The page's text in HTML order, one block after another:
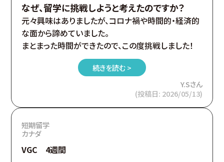
なぜ、留学に挑戦しようと考えたのですか？
元々興味はありましたが、コロナ禍や時間的・経済的
な面から諦めていました。
まとまった時間ができたので、この度挑戦しました！
続きを読む >
Y.Sさん
(投稿日: 2026/05/13)
短期留学
カナダ
VGC 4週間